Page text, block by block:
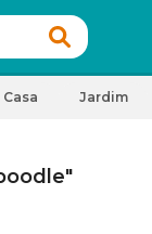
Casa Jardim